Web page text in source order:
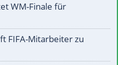
WM-Finale für
FIFA-Mitarbeiter zu